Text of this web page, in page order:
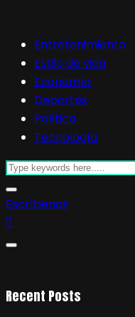
Entretenimiento
Estilo de vida
Economía
Deportes
Política
Tecnología
Escríbenos
Recent Posts